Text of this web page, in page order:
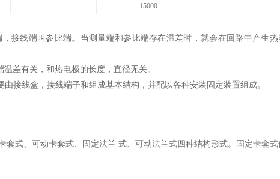
15000
接线端叫参比端。当测量端和参比端存在温差时，就会在回路中产生热
差有关，和热电极的长度，直径无关。
接线盒，接线端子和组成基本结构，并配以各种安装固定装置组成。
式、可动卡套式、固定法兰 式、可动法兰式四种结构形式。固定卡套式